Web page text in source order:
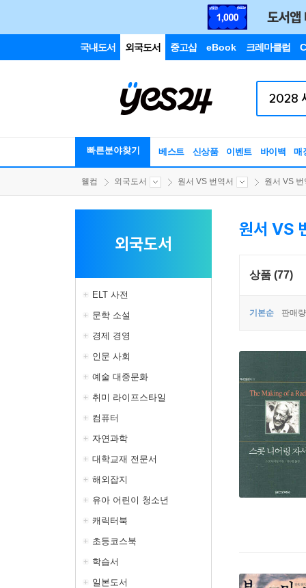
국내도서 외국도서 중고샵 eBook 크레마클럽
빠른분야찾기 베스트 신상품 이벤트 바이백 매
웰컴 외국도서 원서 VS 번역서 원서 VS 번
외국도서
ELT 사전
문학 소설
경제 경영
인문 사회
예술 대중문화
취미 라이프스타일
컴퓨터
자연과학
대학교재 전문서
해외잡지
유아 어린이 청소년
캐릭터북
초등코스북
학습서
일본도서
원서 VS
상품 (77)
기본순 판매